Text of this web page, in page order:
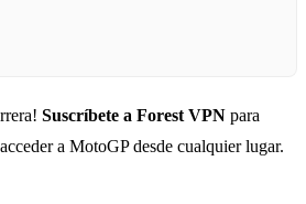
Suscríbete a Forest VPN para
a MotoGP desde cualquier lugar.